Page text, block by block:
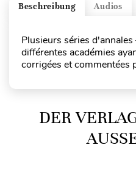
Audios
Beschreibung
Plusieurs séries
différentes académies
corrigées et commentées
DER